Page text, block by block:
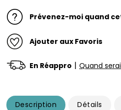
Prévenez-moi quand
Ajouter aux Favoris
En Réappro | Quand
Description Détails